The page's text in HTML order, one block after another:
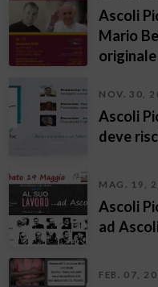
Ascoli
Mario
originale
NOV. 30,
Ascoli
deve
MAG. 19,
Ascoli
ad
FEB. 07,